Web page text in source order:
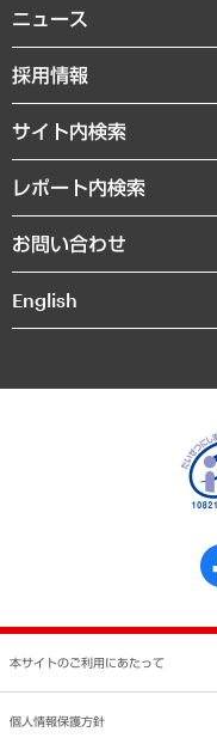
共生・ダイバーシティ
GRC（ガバナンス・リスク・
経済・産業・雇用・労働
まちづくり・観光・交通・スポ
自然資源・農林水産業・食料シ
経営用語集
受託・受注実績（官公庁関連）
メディア掲載・出演
受託案件情報
私たちの想い
社長メッセージ
会社概要
沿革
組織図・本部部室紹介
インドネシア現地法人
個人情報保護方針
反社会的勢力に対する基本方針
書面による個人情報の開示等
ニュース
ニュースリリース
お知らせ
採用情報
サイト内検索
レポート内検索
お問い合わせ
English
本サイトのご利用にあたって
個人情報保護方針